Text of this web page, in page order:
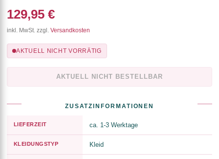
129,95 €
inkl. MwSt. zzgl. Versandkosten
AKTUELL NICHT VORRÄTIG
AKTUELL NICHT BESTELLBAR
ZUSATZINFORMATIONEN
LIEFERZEIT ca. 1-3 Werktage
KLEIDUNGSTYP Kleid